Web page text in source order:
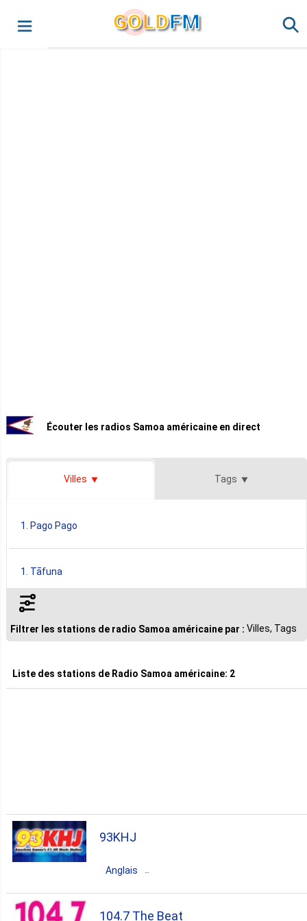
GOLDFM
Écouter les radios Samoa américaine en direct
Villes Tags
1. Pago Pago
1. Tāfuna
Filtrer les stations de radio Samoa américaine par : Villes, Tags
Liste des stations de Radio Samoa américaine: 2
93KHJ
Anglais
Samoa américaine Pago Pago
104.7 The Beat